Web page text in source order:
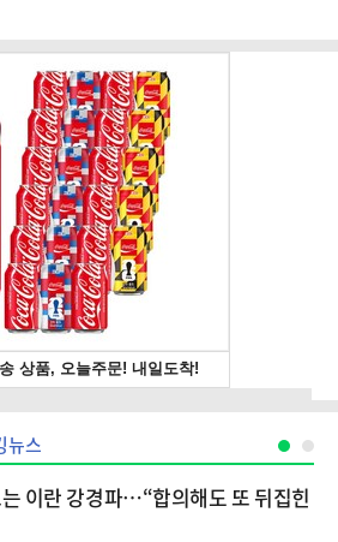
뉴스
이란 강경파…“합의해도 또 뒤집힌